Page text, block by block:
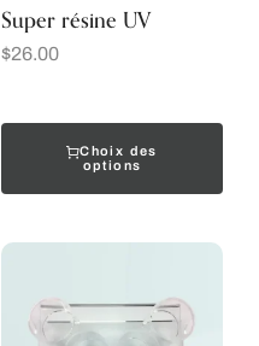
Super résine UV
$26.00
Choix des
options